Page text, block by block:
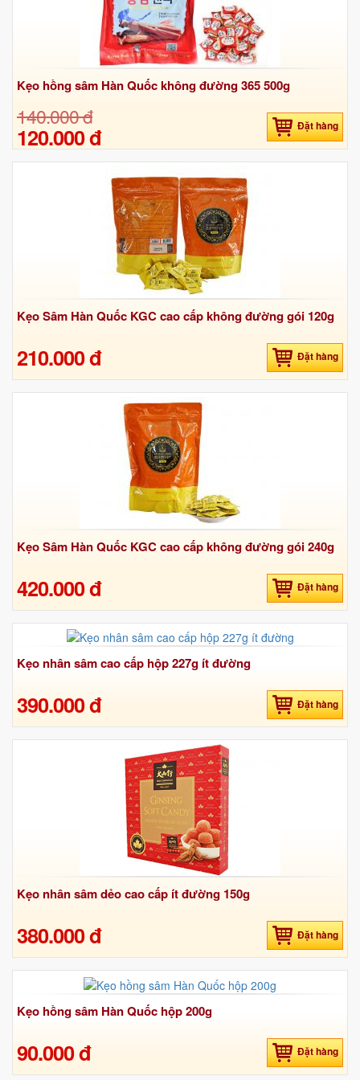
Kẹo hồng sâm Hàn Quốc không đường 365 500g
140.000 đ
120.000 đ Đặt hàng
Kẹo Sâm Hàn Quốc KGC cao cấp không đường gói 120g
210.000 đ Đặt hàng
Kẹo Sâm Hàn Quốc KGC cao cấp không đường gói 240g
420.000 đ Đặt hàng
Kẹo nhân sâm cao cấp hộp 227g ít đường
390.000 đ Đặt hàng
Kẹo nhân sâm dẻo cao cấp ít đường 150g
380.000 đ Đặt hàng
Kẹo hồng sâm Hàn Quốc hộp 200g
90.000 đ Đặt hàng